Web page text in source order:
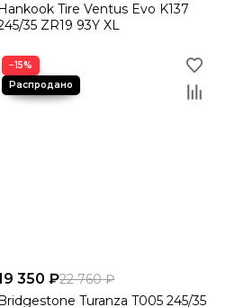
Tire Ventus Evo K137
35 ZR19 93Y XL
−15%
350 ₽22 760 ₽
Turanza T005 245/35